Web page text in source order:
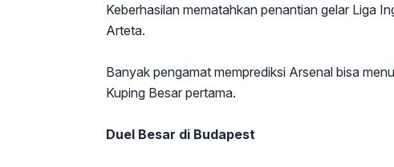
Keberhasilan mematahkan penantian gelar Liga
Arteta.
Banyak pengamat memprediksi Arsenal bisa
Kuping Besar pertama.
Duel Besar di Budapest